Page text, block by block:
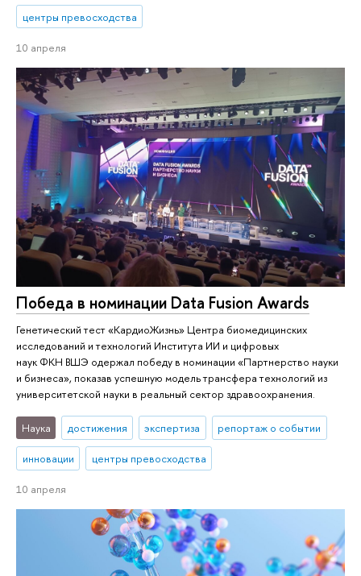
центры превосходства
10 апреля
Победа в номинации Data Fusion Awards
Генетический тест «КардиоЖизнь» Центра биомедицинских
исследований и технологий Института ИИ и цифровых
наук ФКН ВШЭ одержал победу в номинации «Партнерство науки
и бизнеса», показав успешную модель трансфера технологий из
университетской науки в реальный сектор здравоохранения.
Наука достижения экспертиза репортаж о событии
инновации центры превосходства
10 апреля